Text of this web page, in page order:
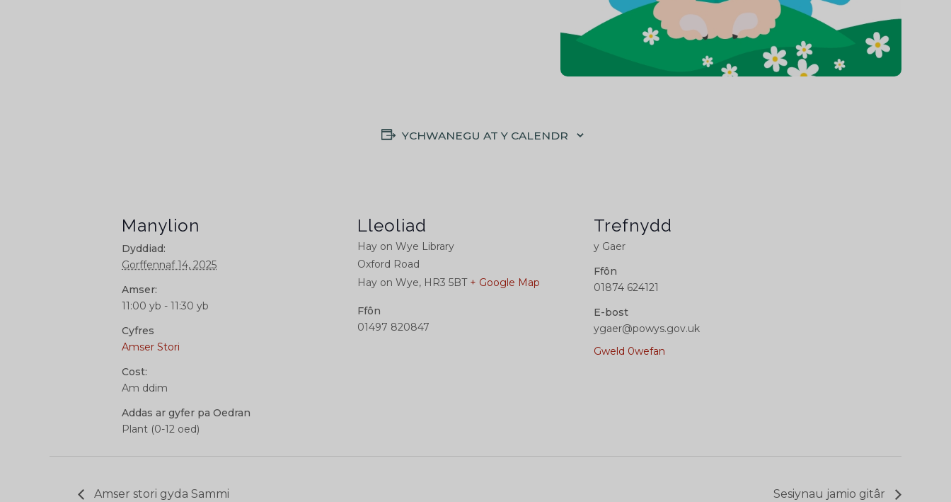
YCHWANEGU AT Y CALENDR
Manylion
Dyddiad:
Gorffennaf 14, 2025
Amser:
11:00 yb - 11:30 yb
Cyfres
Amser Stori
Cost:
Am ddim
Addas ar gyfer pa Oedran
Plant (0-12 oed)
Lleoliad
Hay on Wye Library
Oxford Road
Hay on Wye, HR3 5BT + Google Map
Ffôn
01497 820847
Trefnydd
y Gaer
Ffôn
01874 624121
E-bost
ygaer@powys.gov.uk
Gweld 0wefan
Amser stori gyda Sammi Sesiynau jamio gitâr